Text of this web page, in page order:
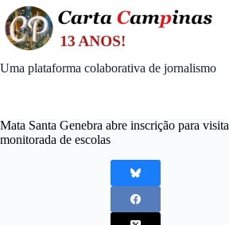
Skip
to
content
Uma plataforma colaborativa de jornalismo
Mata Santa Genebra abre inscrição para visita
monitorada de escolas